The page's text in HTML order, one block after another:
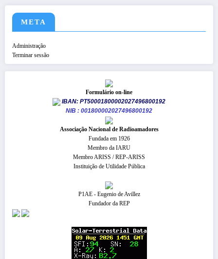
conteúdos
META
Administração
Terminar sessão
Formulário on-line
IBAN: PT50001800002027496800192
NIB : 001800002027496800192
​Associação Nacional de Radioamadores
Fundada em 1926
Membro da IARU
Membro ARISS / REP-ARISS
Instituição de Utilidade Pública
P1AE - Eugenio de Avillez
Fundador da REP